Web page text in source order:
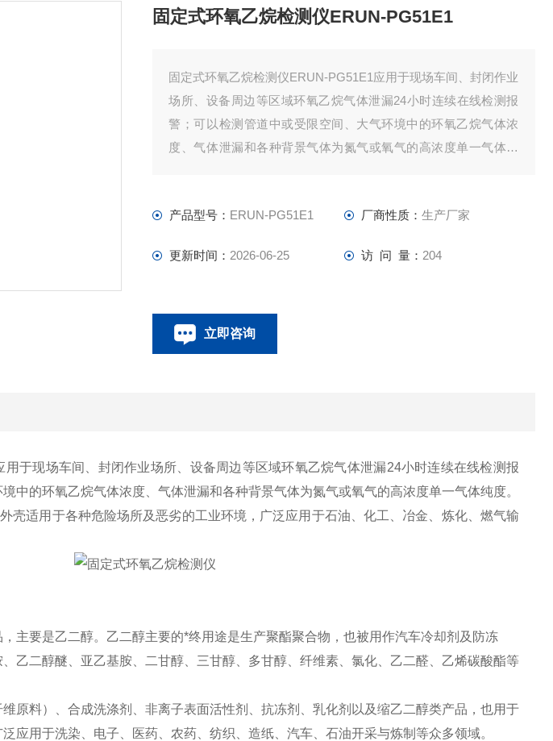
固定式环氧乙烷检测仪ERUN-PG51E1
固定式环氧乙烷检测仪ERUN-PG51E1应用于现场车间、封闭作业
场所、设备周边等区域环氧乙烷气体泄漏24小时连续在线检测报
警；可以检测管道中或受限空间、大气环境中的环氧乙烷气体浓
度、气体泄漏和各种背景气体为氮气或氧气的高浓度单一气体纯
产品型号： ERUN-PG51E1 厂商性质： 生产厂家
更新时间： 2026-06-25 访 问 量： 204
立即咨询
用于现场车间、封闭作业场所、设备周边等区域环氧乙烷气体泄漏24小时连续在线检测报
中的环氧乙烷气体浓度、气体泄漏和各种背景气体为氮气或氧气的高浓度单一气体纯度。
壳适用于各种危险场所及恶劣的工业环境，广泛应用于石油、化工、冶金、炼化、燃气输
主要是乙二醇。乙二醇主要的*终用途是生产聚酯聚合物，也被用作汽车冷却剂及防冻
乙二醇醚、亚乙基胺、二甘醇、三甘醇、多甘醇、纤维素、氯化、乙二醛、乙烯碳酸酯等
原料）、合成洗涤剂、非离子表面活性剂、抗冻剂、乳化剂以及缩乙二醇类产品，也用于
应用于洗染、电子、医药、农药、纺织、造纸、汽车、石油开采与炼制等众多领域。